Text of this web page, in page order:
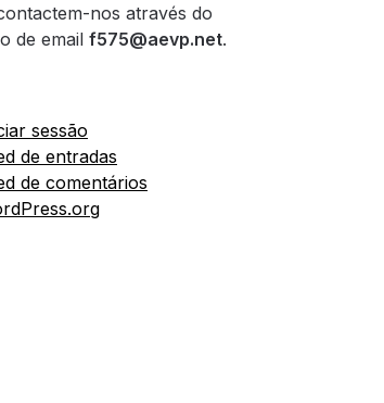
nos através do
de email f575@aevp.net.
sessão
de entradas
de comentários